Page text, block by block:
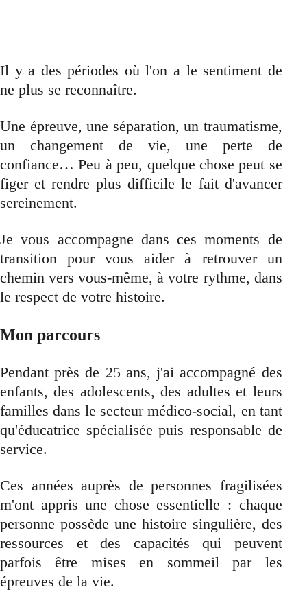
Il y a des périodes où l'on a le sentiment de
ne plus se reconnaître.
Une épreuve, une séparation, un traumatisme,
un changement de vie, une perte de
confiance… Peu à peu, quelque chose peut se
figer et rendre plus difficile le fait d'avancer
sereinement.
Je vous accompagne dans ces moments de
transition pour vous aider à retrouver un
chemin vers vous-même, à votre rythme, dans
le respect de votre histoire.
Mon parcours
Pendant près de 25 ans, j'ai accompagné des
enfants, des adolescents, des adultes et leurs
familles dans le secteur médico-social, en tant
qu'éducatrice spécialisée puis responsable de
service.
Ces années auprès de personnes fragilisées
m'ont appris une chose essentielle : chaque
personne possède une histoire singulière, des
ressources et des capacités qui peuvent
parfois être mises en sommeil par les
épreuves de la vie.